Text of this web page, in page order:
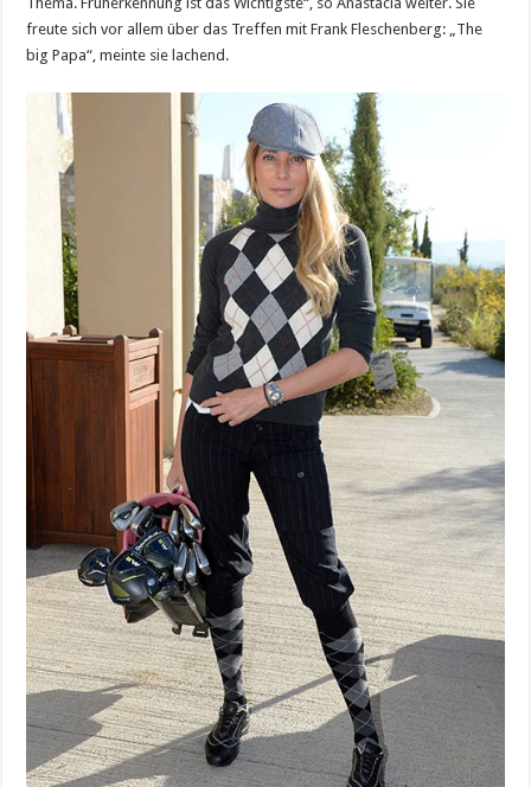
freute sich vor allem über das Treffen mit Frank Fleschenberg: „The
big Papa“, meinte sie lachend.